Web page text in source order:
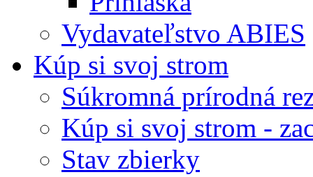
Vydavateľstvo ABIES
Kúp si svoj strom
Súkromná prírodná
Kúp si svoj strom -
Stav zbierky